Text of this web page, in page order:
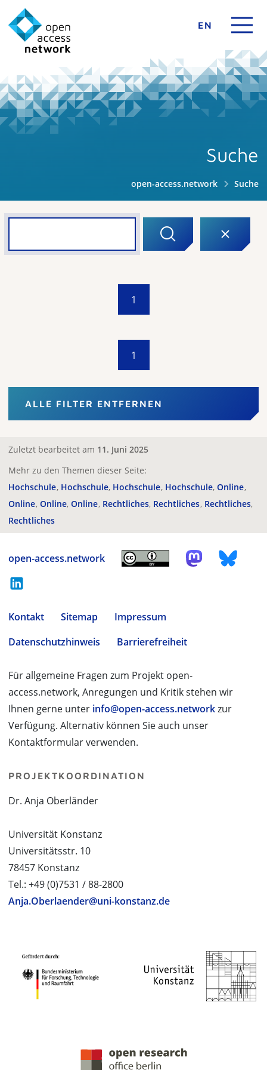
EN
Suche
open-access.network Suche
1
1
ALLE FILTER ENTFERNEN
Zuletzt bearbeitet am 11. Juni 2025
Mehr zu den Themen dieser Seite:
Hochschule Hochschule Hochschule Hochschule Online
Online Online Online Rechtliches Rechtliches Rechtliches
Rechtliches
open-access.network
Kontakt Sitemap
Impressum
Datenschutzhinweis
Barrierefreiheit
Für allgemeine Fragen zum Projekt open-
access.network, Anregungen und Kritik stehen wir
Ihnen gerne unter info@open-access.networkzur
Verfügung. Alternativ können Sie auch unser
Kontaktformular verwenden.
PROJEKTKOORDINATION
Dr. Anja Oberländer
Universität Konstanz
Universitätsstr. 10
78457 Konstanz
Tel.: +49 (0)7531 / 88-2800
Anja.Oberlaender@uni-konstanz.de